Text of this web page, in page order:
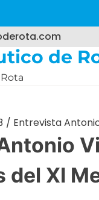
de
Entrevista
del XI